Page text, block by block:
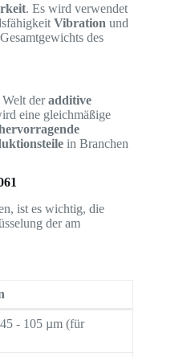
. Es wird verwendet
Vibration und
des
Welt deradditive
eine gleichmäßige
in Branchen
ist es wichtig, die
der am
- 105 µm (für